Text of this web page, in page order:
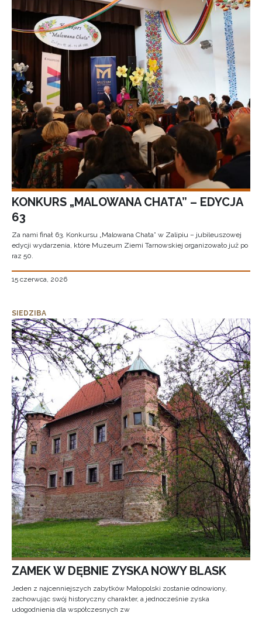
KONKURS „MALOWANA CHATA” – EDYCJA
63
Za nami finał 63. Konkursu „Malowana Chata” w Zalipiu – jubileuszowej
edycji wydarzenia, które Muzeum Ziemi Tarnowskiej organizowało już po
raz 50.
15 czerwca, 2026
SIEDZIBA
ZAMEK W DĘBNIE ZYSKA NOWY BLASK
Jeden z najcenniejszych zabytków Małopolski zostanie odnowiony,
zachowując swój historyczny charakter, a jednocześnie zyska
udogodnienia dla współczesnych zw